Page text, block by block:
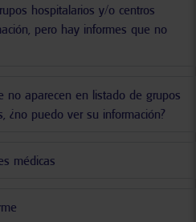
hospitalarios y/o centros
pero hay informes que no
no aparecen en listado de grupos
¿no puedo ver su información?
médicas